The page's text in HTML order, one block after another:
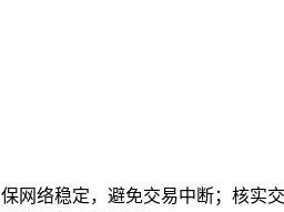
网络稳定，避免交易中断；核实